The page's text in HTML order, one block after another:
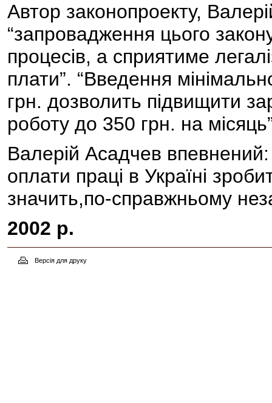
Автор законопроекту,
“запровадження цього
процесів, а сприятиме
плати”. “Введення
грн. дозволить підвищити
роботу до 350 грн. на
Валерій Асадчев впевнений
оплати праці в Україні
значить,по-справжньому
2002 р.
Версія для друку